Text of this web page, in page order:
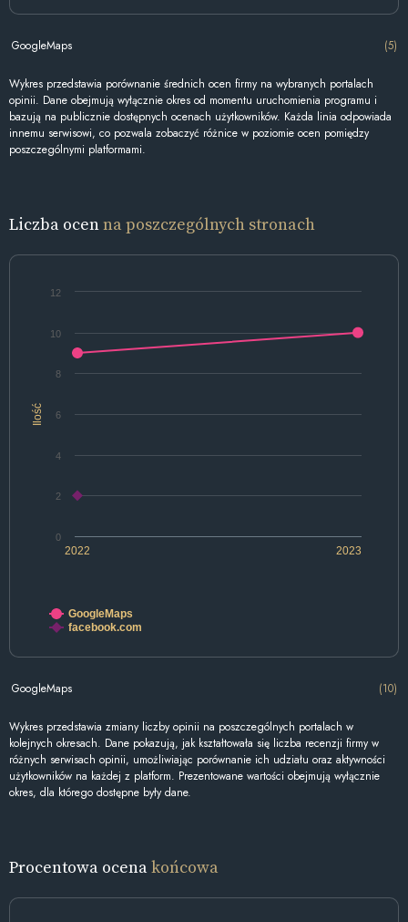
GoogleMaps (5)
Wykres przedstawia porównanie średnich ocen firmy na wybranych portalach
opinii. Dane obejmują wyłącznie okres od momentu uruchomienia programu i
bazują na publicznie dostępnych ocenach użytkowników. Każda linia odpowiada
innemu serwisowi, co pozwala zobaczyć różnice w poziomie ocen pomiędzy
poszczególnymi platformami.
Liczba ocenna poszczególnych stronach
Ilość
2022 2023
0
2
4
6
8
10
12
GoogleMaps
facebook.com
GoogleMaps (10)
Wykres przedstawia zmiany liczby opinii na poszczególnych portalach w
kolejnych okresach. Dane pokazują, jak kształtowała się liczba recenzji firmy w
różnych serwisach opinii, umożliwiając porównanie ich udziału oraz aktywności
użytkowników na każdej z platform. Prezentowane wartości obejmują wyłącznie
okres, dla którego dostępne były dane.
Procentowa ocenakońcowa